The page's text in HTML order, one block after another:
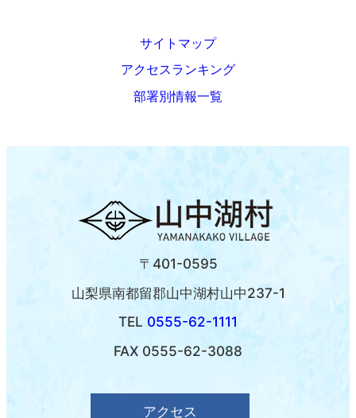
サイトマップ
アクセスランキング
部署別情報一覧
〒401-0595
山梨県南都留郡山中湖村山中237-1
TEL 0555-62-1111
FAX 0555-62-3088
アクセス